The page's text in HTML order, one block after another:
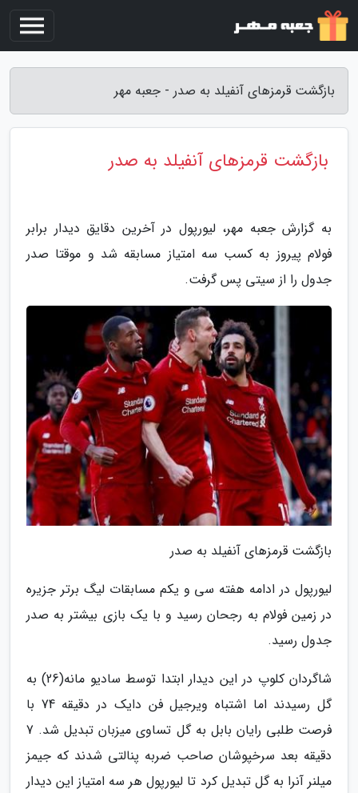
بازگشت قرمزهای آنفیلد به صدر - جعبه مهر
بازگشت قرمزهای آنفیلد به صدر
به گزارش جعبه مهر، لیورپول در آخرین دقایق دیدار برابر
فولام پیروز به کسب سه امتیاز مسابقه شد و موقتا صدر
جدول را از سیتی پس گرفت.
بازگشت قرمزهای آنفیلد به صدر
لیورپول در ادامه هفته سی و یکم مسابقات لیگ برتر جزیره
در زمین فولام به رجحان رسید و با یک بازی بیشتر به صدر
جدول رسید.
شاگردان کلوپ در این دیدار ابتدا توسط سادیو مانه(26) به
گل رسیدند اما اشتباه ویرجیل فن دایک در دقیقه 74 با
فرصت طلبی رایان بابل به گل تساوی میزبان تبدیل شد. 7
دقیقه بعد سرخپوشان صاحب ضربه پنالتی شدند که جیمز
میلنر آنرا به گل تبدیل کرد تا لیورپول هر سه امتیاز این دیدار